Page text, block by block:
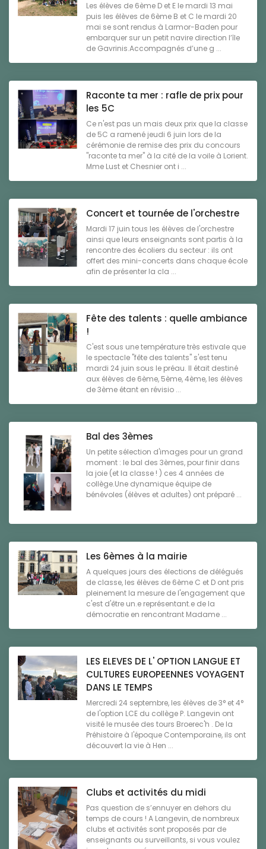
Les élèves de 6ème D et E le mardi 13 mai
puis les élèves de 6ème B et C le mardi 20
mai se sont rendus à Larmor-Baden pour
embarquer sur un petit navire direction l’île
de Gavrinis.Accompagnés d’une g ...
Raconte ta mer : rafle de prix pour
les 5C
Ce n'est pas un mais deux prix que la classe
de 5C a ramené jeudi 6 juin lors de la
cérémonie de remise des prix du concours
"raconte ta mer" à la cité de la voile à Lorient.
Mme Lust et Chesnier ont i ...
Concert et tournée de l'orchestre
Mardi 17 juin tous les élèves de l'orchestre
ainsi que leurs enseignants sont partis à la
rencontre des écoliers du secteur : ils ont
offert des mini-concerts dans chaque école
afin de présenter la cla ...
Fête des talents : quelle ambiance
!
C'est sous une température très estivale que
le spectacle "fête des talents" s'est tenu
mardi 24 juin sous le préau. Il était destiné
aux élèves de 6ème, 5ème, 4ème, les élèves
de 3ème étant en révisio ...
Bal des 3èmes
Un petite sélection d'images pour un grand
moment : le bal des 3èmes, pour finir dans
la joie (et la classe ! ) ces 4 années de
collège.Une dynamique équipe de
bénévoles (élèves et adultes) ont préparé ...
Les 6èmes à la mairie
A quelques jours des élections de délégués
de classe, les élèves de 6ème C et D ont pris
pleinement la mesure de l'engagement que
c'est d'être un.e représentant.e de la
démocratie en rencontrant Madame ...
LES ELEVES DE L' OPTION LANGUE ET
CULTURES EUROPEENNES VOYAGENT
DANS LE TEMPS
Mercredi 24 septembre, les élèves de 3° et 4°
de l'option LCE du collège P. Langevin ont
visité le musée des tours Broerec'h . De la
Préhistoire à l'époque Contemporaine, ils ont
découvert la vie à Hen ...
Clubs et activités du midi
Pas question de s’ennuyer en dehors du
temps de cours ! A Langevin, de nombreux
clubs et activités sont proposés par de
enseignants ou surveillants, si vous voulez